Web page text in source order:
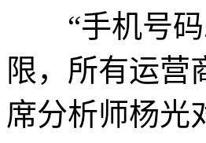
“手机号码
限，所有运营
席分析师杨光